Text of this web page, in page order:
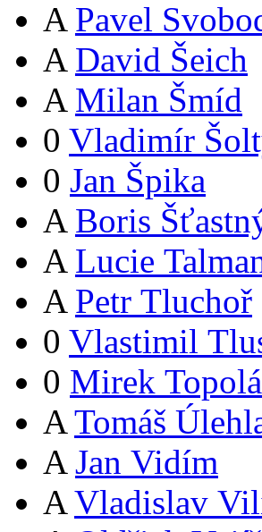
A Pavel
A David Šeich
A Milan Šmíd
0 Vladimír
0 Jan Špika
A Boris
A Lucie
A Petr Tluchoř
0 Vlastimil
0 Mirek
A Tomáš
A Jan Vidím
A Vladislav